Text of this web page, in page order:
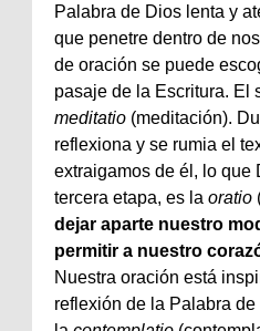
Palabra de Dios lenta y
que penetre dentro de
de oración se puede
pasaje de la Escritura. El
meditatio (meditación).
reflexiona y se rumia el
extraigamos de él, lo que
tercera etapa, es la oratio
dejar aparte nuestro
permitir a nuestro
Nuestra oración está
reflexión de la Palabra